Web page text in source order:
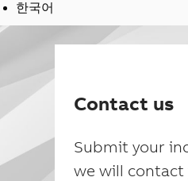
한국어
Contact us
Submit your
we will contact